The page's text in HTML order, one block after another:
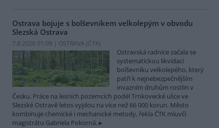
Ostrava bojuje s bolševníkem velkolepým v obvodu
Slezská Ostrava
7.8.2026 01:09 | OSTRAVA (ČTK)
Ostravská radnice začala se
systematickou likvidací
bolševníku velkolepého, který
patří k nejnebezpečnějším
invazním druhům rostlin v
Česku. Práce na lesních pozemcích podél Trnkovecké ulice ve
Slezské Ostravě letos vyjdou na více než 66 000 korun. Město
kombinuje chemické i mechanické metody, řekla ČTK mluvčí
magistrátu Gabriela Pokorná.